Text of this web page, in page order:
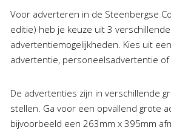
Voor adverteren in de Steenbergse
editie) heb je keuze uit 3 verschillende
advertentiemogelijkheden. Kies uit
advertentie, personeelsadvertentie of
De advertenties zijn in verschillende
stellen. Ga voor een opvallend grote
bijvoorbeeld een 263mm x 395mm